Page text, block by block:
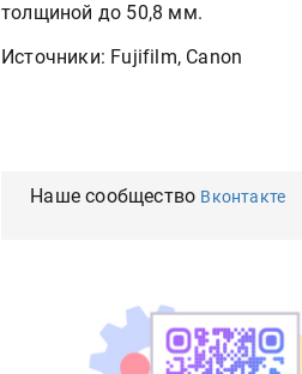
толщиной до 50,8 мм.
Источники: Fujifilm, Canon
Наше сообщество Вконтакте